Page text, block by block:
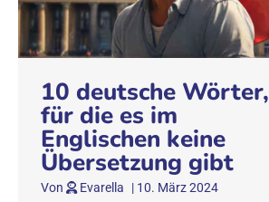
10 deutsche Wörter,
für die es im
Englischen keine
Übersetzung gibt
Von Evarella | 10. März 2024